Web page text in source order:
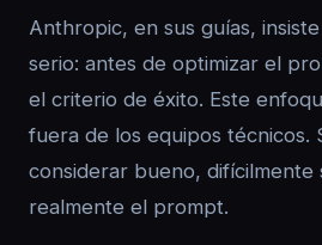
Anthropic, en sus guías,
serio: antes de optimizar el
el criterio de éxito. Este
fuera de los equipos técnicos.
considerar bueno, difícilmente
realmente el prompt.